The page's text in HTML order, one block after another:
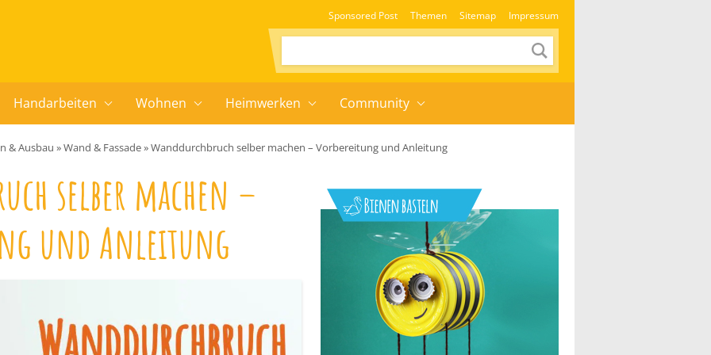
Sponsored Post Themen Sitemap Impressum
Handarbeiten Wohnen Heimwerken Community
& Ausbau »Wand & Fassade»Wanddurchbruch selber machen – Vorbereitung und Anleitung
selber machen –
und Anleitung